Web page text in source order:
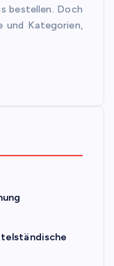
bestellen. Doch
und Kategorien,